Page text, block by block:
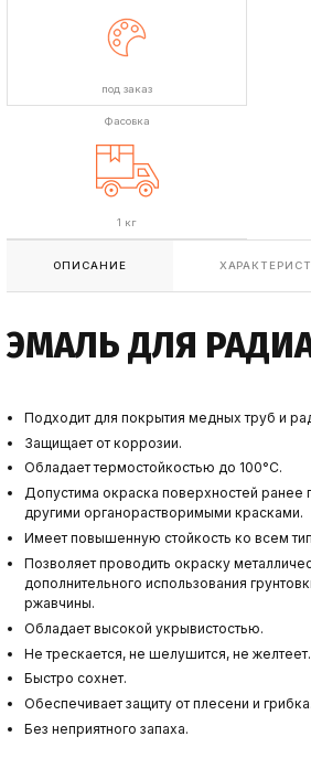
под заказ
Фасовка
1 кг
ОПИСАНИЕ
ЭМАЛЬ ДЛЯ
Подходит для покрытия медных труб и
Защищает от коррозии.
Обладает термостойкостью до 100°С.
Допустима окраска поверхностей ранее
другими органорастворимыми красками.
Имеет повышенную стойкость ко всем
Позволяет проводить окраску
дополнительного использования
ржавчины.
Обладает высокой укрывистостью.
Не трескается, не шелушится, не желтеет.
Быстро сохнет.
Обеспечивает защиту от плесени и грибка.
Без неприятного запаха.